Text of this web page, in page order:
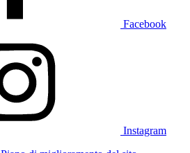
Facebook
Instagram